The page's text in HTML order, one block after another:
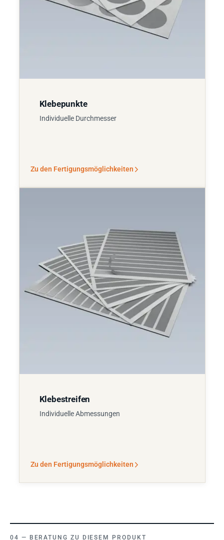
Klebepunkte
Individuelle Durchmesser
Zu den Fertigungsmöglichkeiten
Klebestreifen
Individuelle Abmessungen
Zu den Fertigungsmöglichkeiten
BERATUNG ZU DIESEM PRODUKT